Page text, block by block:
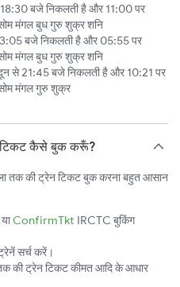
बजे निकलती है और 11:00 पर
मंगल बुध गुरु शुक्र शनि
बजे निकलती है और 05:55 पर
मंगल बुध गुरु शुक्र शनि
से 21:45 बजे निकलती है और 10:21 पर
मंगल गुरु शुक्र
टिकट कैसे बुक करूँ?
तक की ट्रेन टिकट बुक करना बहुत आसान
याConfirmTkt IRCTC बुकिंग
सर्च करें।
की ट्रेन टिकट कीमत आदि के आधार